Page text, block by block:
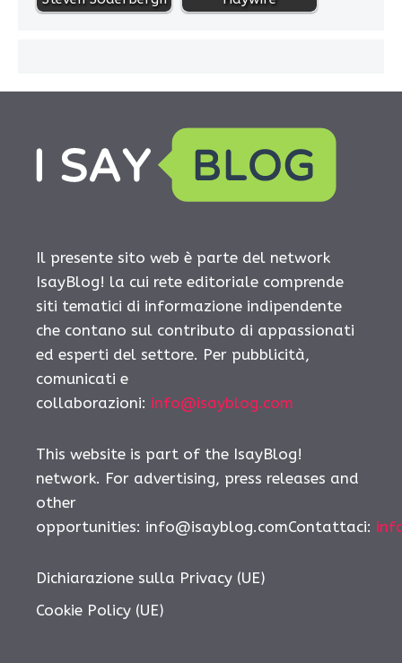
Il presente sito web è parte del network
IsayBlog! la cui rete editoriale comprende
siti tematici di informazione indipendente
che contano sul contributo di appassionati
ed esperti del settore. Per pubblicità,
comunicati e
collaborazioni: info@isayblog.com
This website is part of the IsayBlog!
network. For advertising, press releases and
other
opportunities: info@isayblog.comContattaci:
Dichiarazione sulla Privacy (UE)
Cookie Policy (UE)